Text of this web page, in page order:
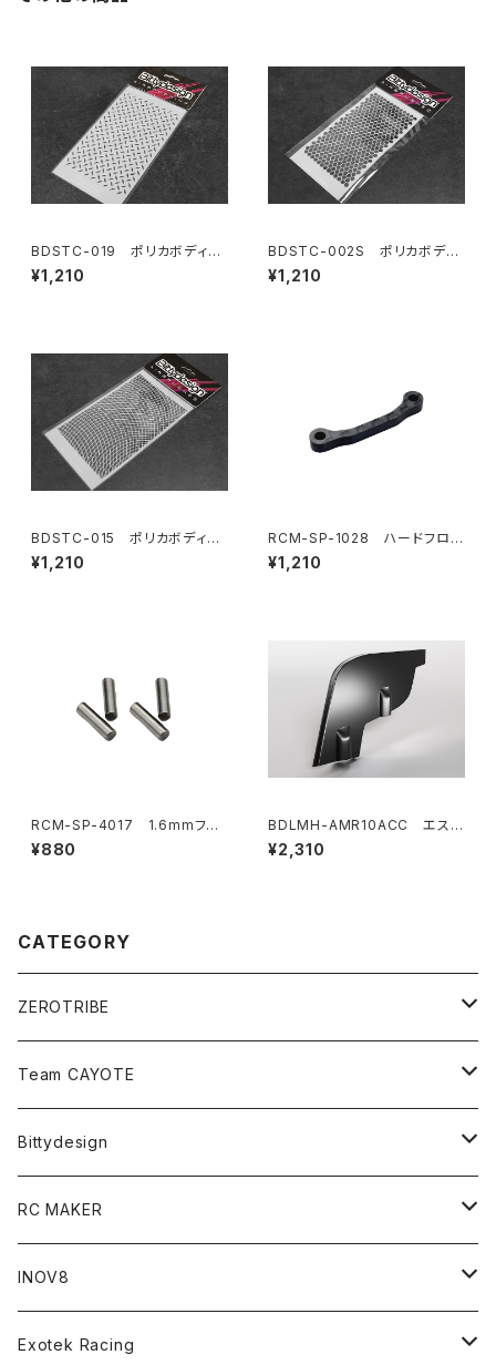
BDSTC-019 ポリカボディ塗
装用ステンシル 【Diamond P
late】
¥1,210
BDSTC-002S ポリカボディ
塗装用ステンシル 【Honeyco
mb V1 small】
¥1,210
BDSTC-015 ポリカボディ塗
装用ステンシル 【Wave Mes
hs】
¥1,210
RCM-SP-1028 ハードフロン
トバルクヘッドフレックスブレー
ス(オプション)
¥1,210
RCM-SP-4017 1.6mmフロ
ントドライブシャフトピン(4)
¥880
BDLMH-AMR10ACC エステ
ティックウィングフィン（２個入
り）AMR10 LMHボディ用
¥2,310
CATEGORY
ZEROTRIBE
Zetricks（Spare & Optional）
T4 MID Conversion Kit
T4 FWD Conversion Kit
BD9 MID Conversion Kit
Option Parts For TRF420,420X
Team CAYOTE
Batteries
Merchandise
Accessories
CREST ESC
Bittydesign
On-Road Clear Body＜オンロード用ボディ＞
GT8 （1/8 W/B325mm,W/B360mm）
LMH （1/10 190mm）
Liquid Mask＜リキッドマスク＞
Accessories＜バッグ/その他製品＞
RC MAKER
SP2＜組立キット／スペアー＆オプションパーツ＞
SP1＜組立キット／スペアー＆オプションパーツ＞
INOV8
Bodyshell Accessories
Exotek Racing